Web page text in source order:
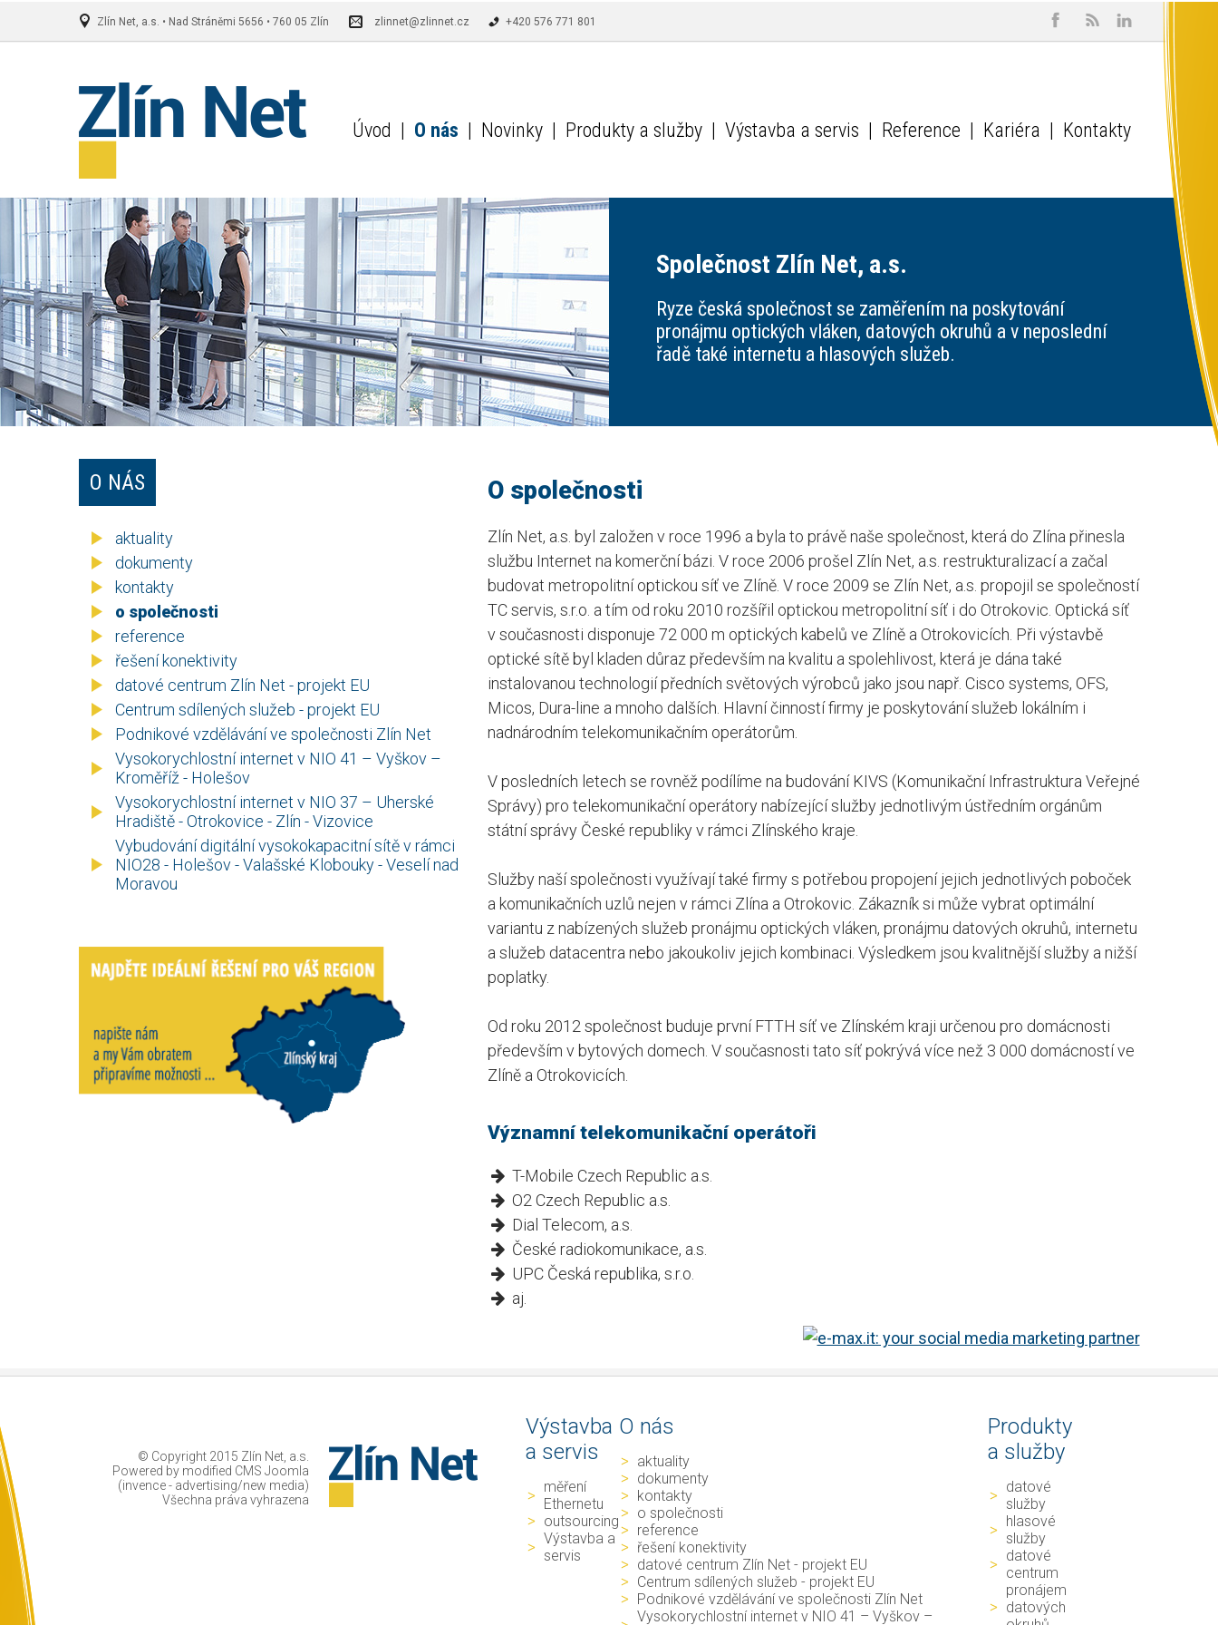
Zlín Net, a.s. • Nad Stráněmi 5656 • 760 05 Zlín zlinnet@zlinnet.cz +420 576 771 801
Úvod | O nás | Novinky | Produkty a služby | Výstavba a servis | Reference | Kariéra | Kontakty
Společnost Zlín Net, a.s.
Ryze česká společnost se zaměřením na poskytování
pronájmu optických vláken, datových okruhů a v neposlední
řadě také internetu a hlasových služeb.
O NÁS
aktuality
dokumenty
kontakty
o společnosti
reference
řešení konektivity
datové centrum Zlín Net - projekt EU
Centrum sdílených služeb - projekt EU
Podnikové vzdělávání ve společnosti Zlín Net
Vysokorychlostní internet v NIO 41 – Vyškov –
Kroměříž - Holešov
Vysokorychlostní internet v NIO 37 – Uherské
Hradiště - Otrokovice - Zlín - Vizovice
Vybudování digitální vysokokapacitní sítě v rámci
NIO28 - Holešov - Valašské Klobouky - Veselí nad
Moravou
O společnosti
Zlín Net, a.s. byl založen v roce 1996 a byla to právě naše společnost, která do Zlína přinesla
službu Internet na komerční bázi. V roce 2006 prošel Zlín Net, a.s. restrukturalizací a začal
budovat metropolitní optickou síť ve Zlíně. V roce 2009 se Zlín Net, a.s. propojil se společností
TC servis, s.r.o. a tím od roku 2010 rozšířil optickou metropolitní síť i do Otrokovic. Optická síť
v současnosti disponuje 72 000 m optických kabelů ve Zlíně a Otrokovicích. Při výstavbě
optické sítě byl kladen důraz především na kvalitu a spolehlivost, která je dána také
instalovanou technologií předních světových výrobců jako jsou např. Cisco systems, OFS,
Micos, Dura-line a mnoho dalších. Hlavní činností firmy je poskytování služeb lokálním i
nadnárodním telekomunikačním operátorům.
V posledních letech se rovněž podílíme na budování KIVS (Komunikační Infrastruktura Veřejné
Správy) pro telekomunikační operátory nabízející služby jednotlivým ústředním orgánům
státní správy České republiky v rámci Zlínského kraje.
Služby naší společnosti využívají také firmy s potřebou propojení jejich jednotlivých poboček
a komunikačních uzlů nejen v rámci Zlína a Otrokovic. Zákazník si může vybrat optimální
variantu z nabízených služeb pronájmu optických vláken, pronájmu datových okruhů, internetu
a služeb datacentra nebo jakoukoliv jejich kombinaci. Výsledkem jsou kvalitnější služby a nižší
poplatky.
Od roku 2012 společnost buduje první FTTH síť ve Zlínském kraji určenou pro domácnosti
především v bytových domech. V současnosti tato síť pokrývá více než 3 000 domácností ve
Zlíně a Otrokovicích.
Významní telekomunikační operátoři
T-Mobile Czech Republic a.s.
O2 Czech Republic a.s.
Dial Telecom, a.s.
České radiokomunikace, a.s.
UPC Česká republika, s.r.o.
aj.
© Copyright 2015 Zlín Net, a.s.
Powered by modified CMS Joomla
(invence - advertising/new media)
Všechna práva vyhrazena
Výstavba
a servis
měření
Ethernetu
outsourcing
Výstavba a
servis
O nás
aktuality
dokumenty
kontakty
o společnosti
reference
řešení konektivity
datové centrum Zlín Net - projekt EU
Centrum sdílených služeb - projekt EU
Podnikové vzdělávání ve společnosti Zlín Net
Vysokorychlostní internet v NIO 41 – Vyškov –
Produkty
a služby
datové
služby
hlasové
služby
datové
centrum
pronájem
datových